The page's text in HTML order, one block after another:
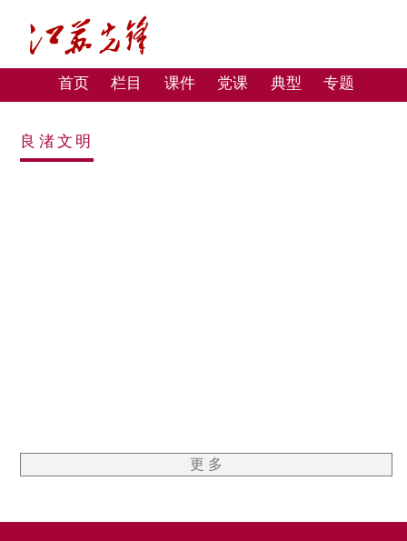
首页 栏目 课件 党课 典型 专题
良渚文明
更 多